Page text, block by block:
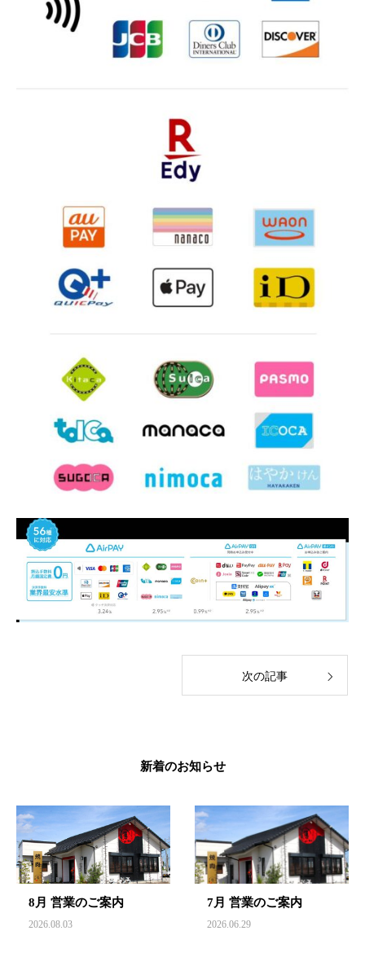
次の記事
新着のお知らせ
8月 営業のご案内
2026.08.03
7月 営業のご案内
2026.06.29